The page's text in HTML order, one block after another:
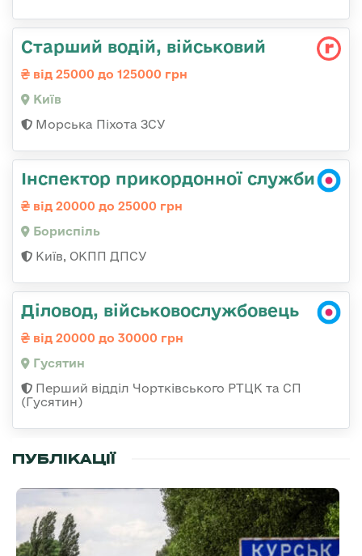
Старший водій, військовий
від 25000 до 125000 грн
Київ
Морська Піхота ЗСУ
Інспектор прикордонної служби
від 20000 до 25000 грн
Бориспіль
Київ, ОКПП ДПСУ
Діловод, військовослужбовець
від 20000 до 30000 грн
Гусятин
Перший відділ Чортківського РТЦК та СП
(Гусятин)
ПУБЛІКАЦІЇ